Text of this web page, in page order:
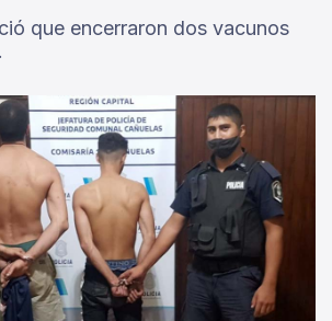
que encerraron dos vacunos